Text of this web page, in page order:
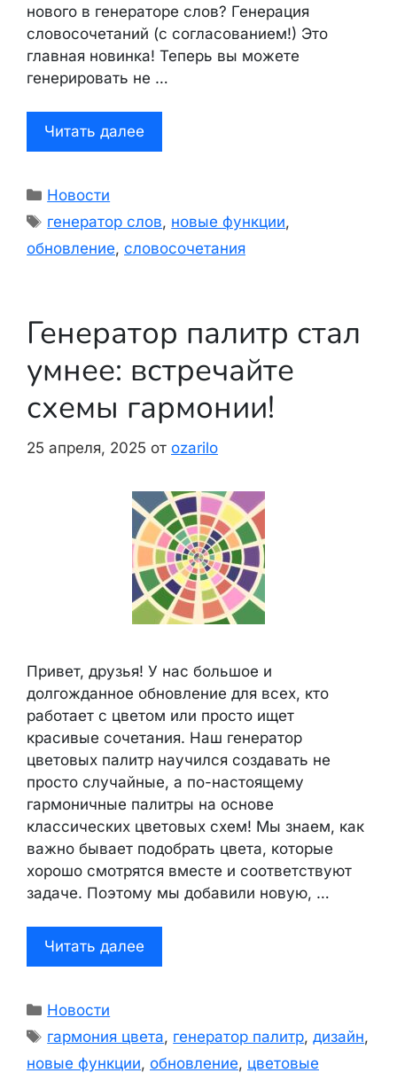
нового в генераторе слов? Генерация
словосочетаний (с согласованием!) Это
главная новинка! Теперь вы можете
генерировать не …
Читать далее
Рубрики
Новости
Метки
генератор слов, новые функции,
обновление, словосочетания
Генератор палитр стал
умнее: встречайте
схемы гармонии!
25 апреля, 2025 от ozarilo
Привет, друзья! У нас большое и
долгожданное обновление для всех, кто
работает с цветом или просто ищет
красивые сочетания. Наш генератор
цветовых палитр научился создавать не
просто случайные, а по-настоящему
гармоничные палитры на основе
классических цветовых схем! Мы знаем, как
важно бывает подобрать цвета, которые
хорошо смотрятся вместе и соответствуют
задаче. Поэтому мы добавили новую, …
Читать далее
Рубрики
Новости
Метки
гармония цвета, генератор палитр,дизайн,
новые функции, обновление, цветовые